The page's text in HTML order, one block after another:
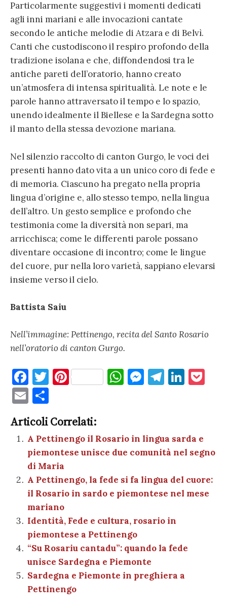
Particolarmente suggestivi i momenti dedicati
agli inni mariani e alle invocazioni cantate
secondo le antiche melodie di Atzara e di Belvì.
Canti che custodiscono il respiro profondo della
tradizione isolana e che, diffondendosi tra le
antiche pareti dell’oratorio, hanno creato
un’atmosfera di intensa spiritualità. Le note e le
parole hanno attraversato il tempo e lo spazio,
unendo idealmente il Biellese e la Sardegna sotto
il manto della stessa devozione mariana.
Nel silenzio raccolto di canton Gurgo, le voci dei
presenti hanno dato vita a un unico coro di fede e
di memoria. Ciascuno ha pregato nella propria
lingua d’origine e, allo stesso tempo, nella lingua
dell’altro. Un gesto semplice e profondo che
testimonia come la diversità non separi, ma
arricchisca; come le differenti parole possano
diventare occasione di incontro; come le lingue
del cuore, pur nella loro varietà, sappiano elevarsi
insieme verso il cielo.
Battista Saiu
Nell’immagine: Pettinengo, recita del Santo Rosario
nell’oratorio di canton Gurgo.
F
a
c
e
b
o
o
k
T
te
r
Pi
es
t
W
A
p
p
M
g
er
T
a
m
Li
dI
n
E
m
ai
l
n
di
vi
di
Articoli Correlati:
A Pettinengo il Rosario in lingua sarda e
piemontese unisce due comunità nel segno
di Maria
A Pettinengo, la fede si fa lingua del cuore:
il Rosario in sardo e piemontese nel mese
mariano
Identità, Fede e cultura, rosario in
piemontese a Pettinengo
“Su Rosariu cantadu”: quando la fede
unisce Sardegna e Piemonte
Sardegna e Piemonte in preghiera a
Pettinengo